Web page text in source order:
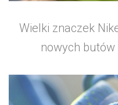
Wielki znaczek
nowych